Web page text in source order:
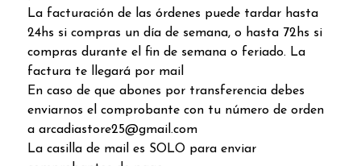
La facturación de las órdenes puede tardar hasta
24hs si compras un día de semana, o hasta 72hs si
compras durante el fin de semana o feriado. La
factura te llegará por mail
En caso de que abones por transferencia debes
enviarnos el comprobante con tu número de orden
a arcadiastore25@gmail.com
La casilla de mail es SOLO para enviar